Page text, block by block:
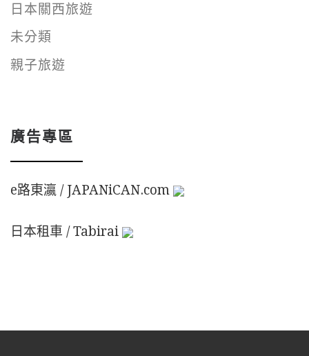
日本關西旅遊
未分類
親子旅遊
廣告專區
e路東瀛 / JAPANiCAN.com
日本租車 / Tabirai